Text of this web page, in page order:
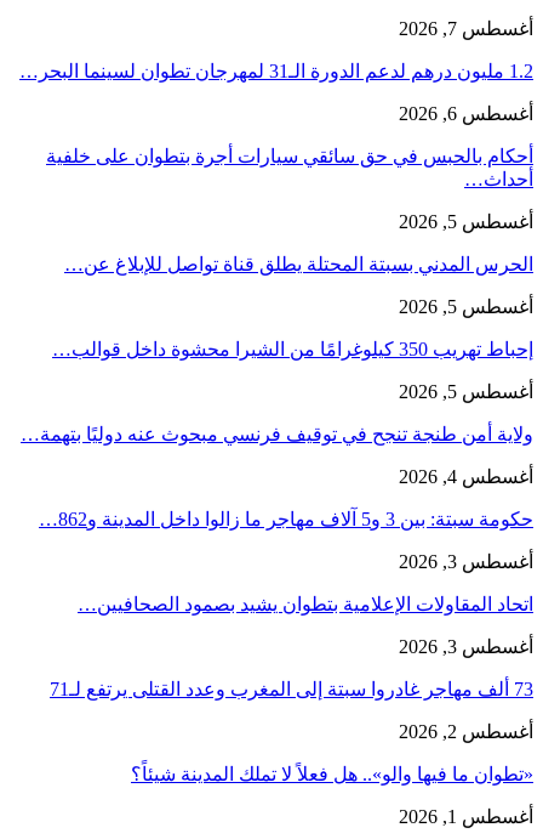
أغسطس 7, 2026
1.2 مليون درهم لدعم الدورة الـ31 لمهرجان تطوان لسينما البحر…
أغسطس 6, 2026
أحكام بالحبس في حق سائقي سيارات أجرة بتطوان على خلفية
أحداث…
أغسطس 5, 2026
الحرس المدني بسبتة المحتلة يطلق قناة تواصل للإبلاغ عن…
أغسطس 5, 2026
إحباط تهريب 350 كيلوغرامًا من الشيرا محشوة داخل قوالب…
أغسطس 5, 2026
ولاية أمن طنجة تنجح في توقيف فرنسي مبحوث عنه دوليًا بتهمة…
أغسطس 4, 2026
حكومة سبتة: بين 3 و5 آلاف مهاجر ما زالوا داخل المدينة و862…
أغسطس 3, 2026
اتحاد المقاولات الإعلامية بتطوان يشيد بصمود الصحافيين…
أغسطس 3, 2026
73 ألف مهاجر غادروا سبتة إلى المغرب وعدد القتلى يرتفع لـ71
أغسطس 2, 2026
«تطوان ما فيها والو».. هل فعلاً لا تملك المدينة شيئاً؟
أغسطس 1, 2026